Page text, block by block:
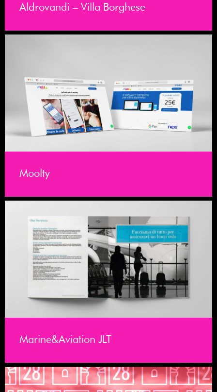
Aldrovandi – Villa Borghese
Moolty
Marine&Aviation JLT